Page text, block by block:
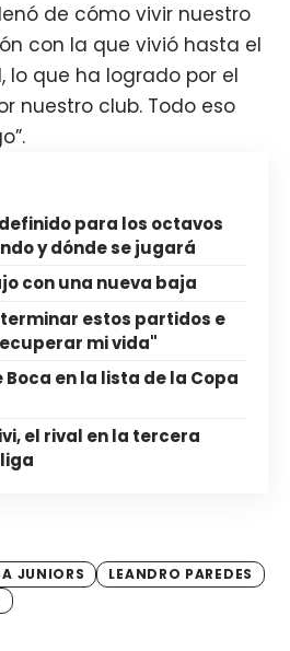
de cómo vivir nuestro
con la que vivió hasta el
lo que ha logrado por el
nuestro club. Todo eso
para los octavos
y dónde se jugará
con una nueva baja
estos partidos e
mi vida"
Boca en la lista de la Copa
el rival en la tercera
JUNIORS
LEANDRO PAREDES